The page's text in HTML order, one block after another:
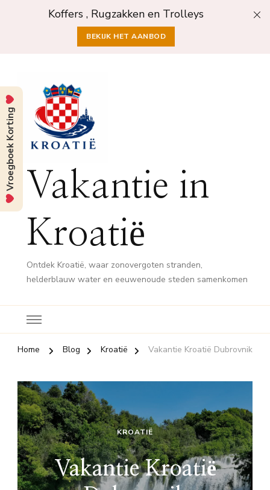
Koffers , Rugzakken en Trolleys
BEKIJK HET AANBOD
Vakantie in
Kroatië
Ontdek Kroatië, waar zonovergoten stranden,
helderblauw water en eeuwenoude steden samenkomen
Home Blog Kroatië Vakantie Kroatië Dubrovnik
KROATIË
Vakantie Kroatië
Vroegboek Korting